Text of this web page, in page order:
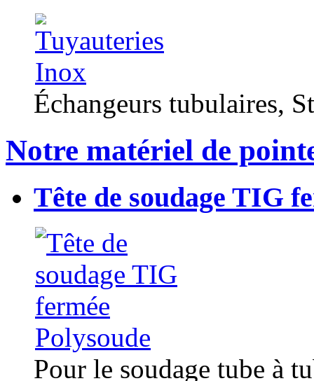
Échangeurs tubulaires,
Notre matériel de
Tête de soudage TIG
Pour le soudage tube à